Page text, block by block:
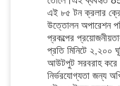
এই ৮৫ টন ক্রলার
উত্তোলন অপারেশন
প্রকল্পের
প্রতি মিনিটে ২,২০০
আউটপুট সরবরাহ
নির্ভরযোগ্যতা জন্য